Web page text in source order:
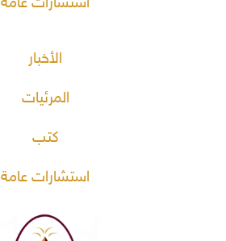
استشارات عامة
الأخبار
المرئيات
كتب
استشارات عامة